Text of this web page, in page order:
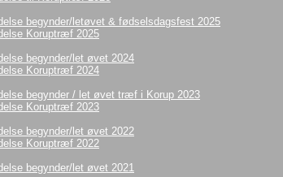
begynder/letøvet & fødselsdagsfest 2025
Koruptræf 2025
begynder/let øvet 2024
Koruptræf 2024
begynder / let øvet træf i Korup 2023
Koruptræf 2023
begynder/let øvet 2022
Koruptræf 2022
begynder/let øvet 2021